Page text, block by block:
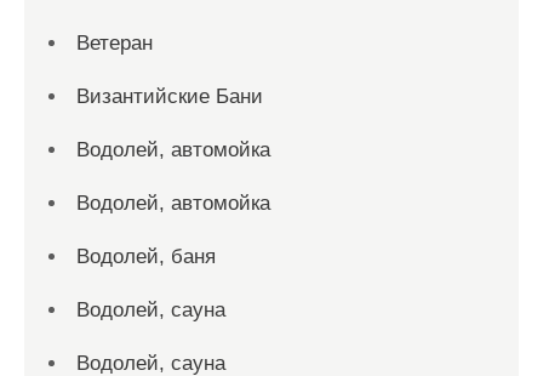
Ветеран
Византийские Бани
Водолей, автомойка
Водолей, автомойка
Водолей, баня
Водолей, сауна
Водолей, сауна